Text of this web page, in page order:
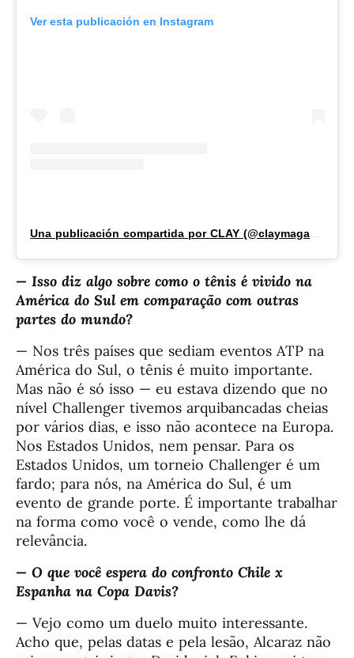
Ver esta publicación en Instagram
— Isso diz algo sobre como o tênis é vivido na
América do Sul em comparação com outras
partes do mundo?
— Nos três países que sediam eventos ATP na
América do Sul, o tênis é muito importante.
Mas não é só isso — eu estava dizendo que no
nível Challenger tivemos arquibancadas cheias
por vários dias, e isso não acontece na Europa.
Nos Estados Unidos, nem pensar. Para os
Estados Unidos, um torneio Challenger é um
fardo; para nós, na América do Sul, é um
evento de grande porte. É importante trabalhar
na forma como você o vende, como lhe dá
relevância.
— O que você espera do confronto Chile x
Espanha na Copa Davis?
— Vejo como um duelo muito interessante.
Acho que, pelas datas e pela lesão, Alcaraz não